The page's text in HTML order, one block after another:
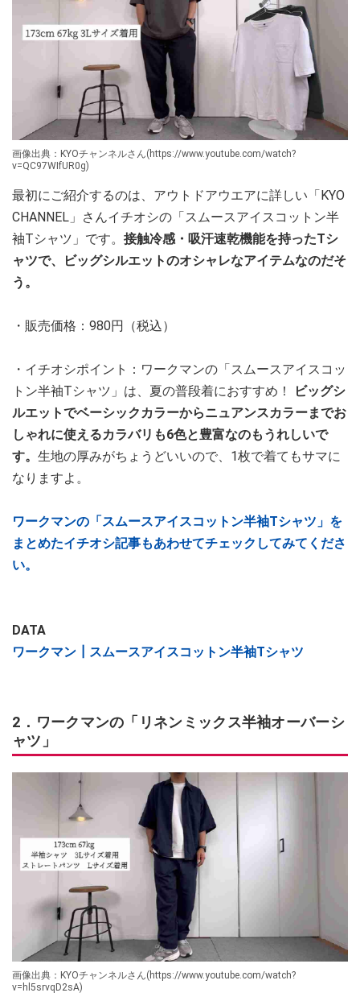
画像出典：KYOチャンネルさん(https://www.youtube.com/watch?
v=QC97WIfUR0g)
最初にご紹介するのは、アウトドアウエアに詳しい「KYO
CHANNEL」さんイチオシの「スムースアイスコットン半
袖Tシャツ」です。 接触冷感・吸汗速乾機能を持ったTシ
ャツで、ビッグシルエットのオシャレなアイテムなのだそ
う。
・販売価格：980円（税込）
・イチオシポイント：ワークマンの「スムースアイスコッ
トン半袖Tシャツ」は、夏の普段着におすすめ！
ビッグシ
ルエットでベーシックカラーからニュアンスカラーまでお
しゃれに使えるカラバリも6色と豊富なのもうれしいで
す。 生地の厚みがちょうどいいので、1枚で着てもサマに
なりますよ。
ワークマンの「スムースアイスコットン半袖Tシャツ」を
まとめたイチオシ記事もあわせてチェックしてみてくださ
い。
DATA
ワークマン┃スムースアイスコットン半袖Tシャツ
2．ワークマンの「リネンミックス半袖オーバーシ
ャツ」
画像出典：KYOチャンネルさん(https://www.youtube.com/watch?
v=hl5srvqD2sA)